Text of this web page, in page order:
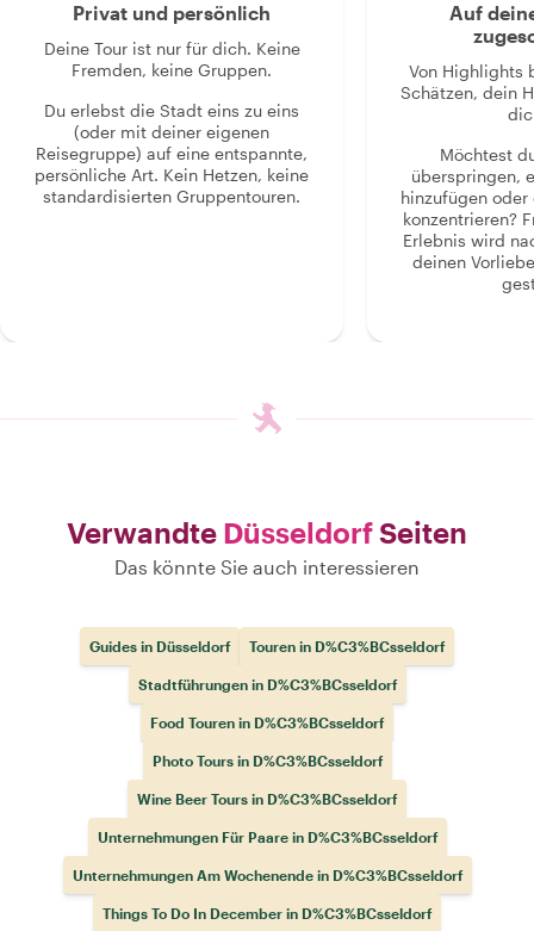
Privat und persönlich
Deine Tour ist nur für dich. Keine
Fremden, keine Gruppen.
Du erlebst die Stadt eins zu eins
(oder mit deiner eigenen
Reisegruppe) auf eine entspannte,
persönliche Art. Kein Hetzen, keine
standardisierten Gruppentouren.
Auf
Von Highlights
Schätzen, dein
Möchtest
überspringen,
hinzufügen
konzentrieren?
Erlebnis wird
deinen
Verwandte DüsseldorfSeiten
Das könnte Sie auch interessieren
Guides in Düsseldorf Touren in D%C3%BCsseldorf
Stadtführungen in D%C3%BCsseldorf
Food Touren in D%C3%BCsseldorf
Photo Tours in D%C3%BCsseldorf
Wine Beer Tours in D%C3%BCsseldorf
Unternehmungen Für Paare in D%C3%BCsseldorf
Unternehmungen Am Wochenende in D%C3%BCsseldorf
Things To Do In December in D%C3%BCsseldorf